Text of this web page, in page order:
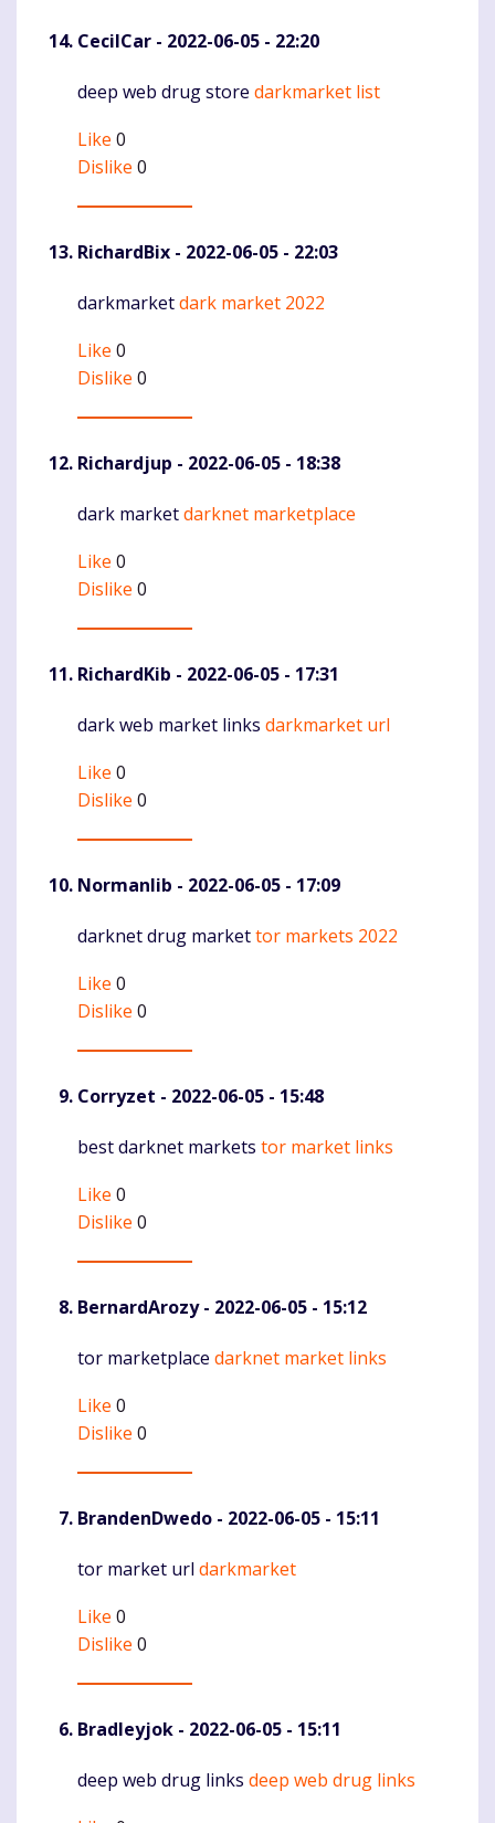
CecilCar - 2022-06-05 - 22:20
Komentaras
deep web drug store darkmarket list
Like 0
Dislike 0
RichardBix - 2022-06-05 - 22:03
Komentaras
darkmarketdark market 2022
Like 0
Dislike 0
Richardjup - 2022-06-05 - 18:38
Komentaras
dark marketdarknet marketplace
Like 0
Dislike 0
RichardKib - 2022-06-05 - 17:31
Komentaras
dark web market links darkmarket url
Like 0
Dislike 0
Normanlib - 2022-06-05 - 17:09
Komentaras
darknet drug markettor markets 2022
Like 0
Dislike 0
Corryzet - 2022-06-05 - 15:48
Komentaras
best darknet markets tor market links
Like 0
Dislike 0
BernardArozy- 2022-06-05 - 15:12
Komentaras
tor marketplace darknet market links
Like 0
Dislike 0
BrandenDwedo - 2022-06-05 - 15:11
Komentaras
tor market url darkmarket
Like 0
Dislike 0
Bradleyjok - 2022-06-05 - 15:11
Komentaras
deep web drug links deep web drug links